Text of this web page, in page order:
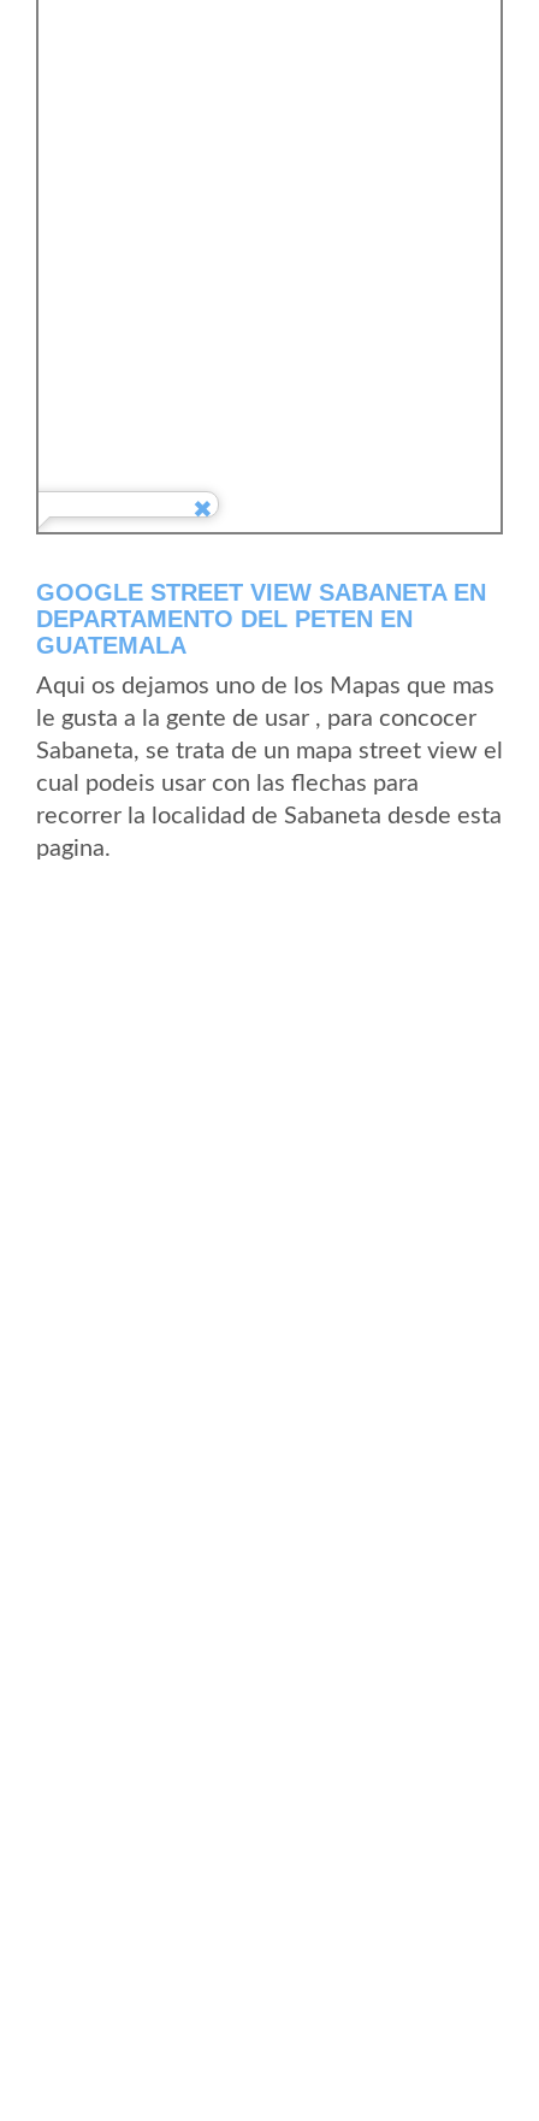
GOOGLE STREET VIEW SABANETA EN
DEPARTAMENTO DEL PETEN EN
GUATEMALA
Aqui os dejamos uno de los Mapas que mas
le gusta a la gente de usar , para concocer
Sabaneta, se trata de un mapa street view el
cual podeis usar con las flechas para
recorrer la localidad de Sabaneta desde esta
pagina.